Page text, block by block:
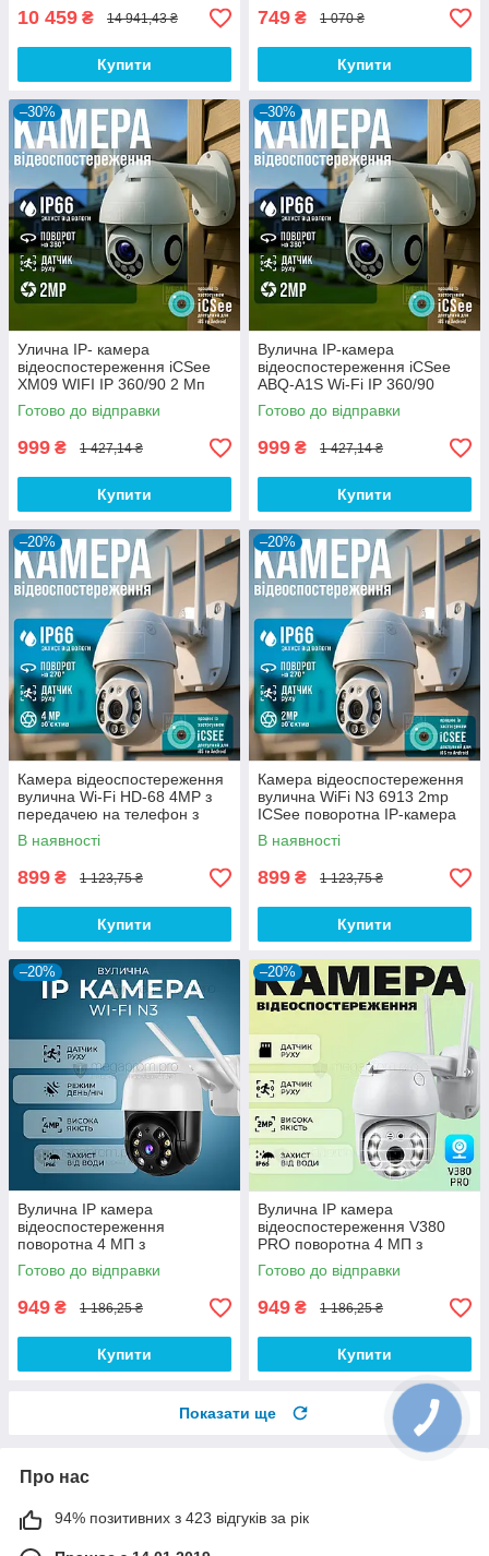
10 459 ₴ 14 941,43 ₴
Купити
749 ₴ 1 070 ₴
Купити
–30%
Улична IP- камера
відеоспостереження iCSee
XM09 WIFI IP 360/90 2 Мп
поворотна з віддаленим
доступом
Готово до відправки
999 ₴ 1 427,14 ₴
Купити
–30%
Вулична IP-камера
відеоспостереження iCSee
ABQ-A1S Wi-Fi IP 360/90
2.0mp поворотна з
віддаленим доступом
Готово до відправки
999 ₴ 1 427,14 ₴
Купити
–20%
Камера відеоспостереження
вулична Wi-Fi HD-68 4MP з
передачею на телефон з
нічним режимом
В наявності
899 ₴ 1 123,75 ₴
Купити
–20%
Камера відеоспостереження
вулична WiFi N3 6913 2mp
ICSee поворотна IP-камера
для будинку, для дачі
В наявності
899 ₴ 1 123,75 ₴
Купити
–20%
Вулична IP камера
відеоспостереження
поворотна 4 МП з
віддаленим доступом WiFi
N3(A8) камера зовнішнього
спостереження
Готово до відправки
949 ₴ 1 186,25 ₴
Купити
–20%
Вулична IP камера
відеоспостереження V380
PRO поворотна 4 МП з
віддаленим доступом WiFi
зовнішнього спостереження
Готово до відправки
949 ₴ 1 186,25 ₴
Купити
Показати ще
Про нас
94% позитивних з 423 відгуків за рік